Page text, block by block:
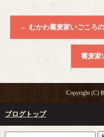
← むかわ蕎麦家いごころ
蕎麦家
Copyright (C)
ブログトップ